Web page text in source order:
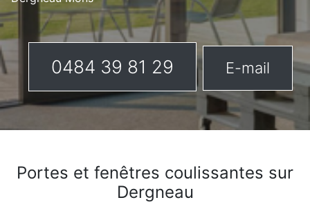
0484 39 81 29 E-mail
Portes et fenêtres coulissantes sur
Dergneau